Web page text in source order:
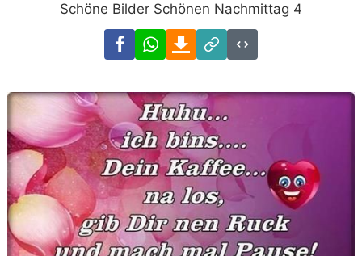
Schöne Bilder Schönen Nachmittag 4
FacebookWhatsAppDownload
Link
Code